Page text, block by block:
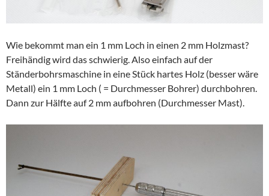
Wie bekommt man ein 1 mm Loch in einen 2 mm Holzmast?
Freihändig wird das schwierig. Also einfach auf der
Ständerbohrsmaschine in eine Stück hartes Holz (besser wäre
Metall) ein 1 mm Loch ( = Durchmesser Bohrer) durchbohren.
Dann zur Hälfte auf 2 mm aufbohren (Durchmesser Mast).